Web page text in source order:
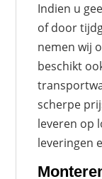
Indien u
of door
nemen wij
beschikt
scherpe
leveren op
leveringen